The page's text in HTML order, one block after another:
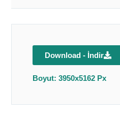
Download - İndir
Boyut: 3950x5162 Px